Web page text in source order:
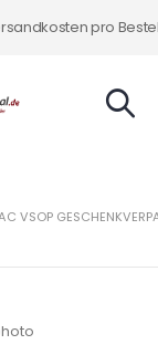
pro
VSOP